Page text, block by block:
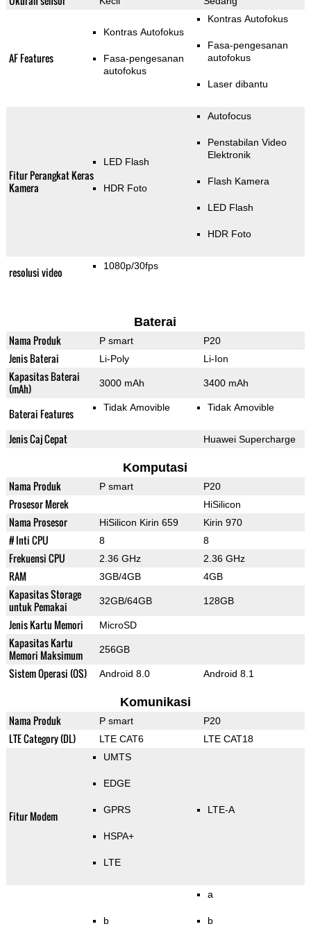
AF Features
Kontras Autofokus
Fasa-pengesanan
autofokus
Kontras Autofokus
Fasa-pengesanan
autofokus
Laser dibantu
Fitur Perangkat Keras
Kamera
LED Flash
HDR Foto
Autofocus
Penstabilan Video
Elektronik
Flash Kamera
LED Flash
HDR Foto
resolusi video 1080p/30fps
Baterai
Nama Produk P smart P20
Jenis Baterai Li-Poly Li-Ion
Kapasitas Baterai
(mAh)
3000 mAh 3400 mAh
Baterai Features Tidak Amovible Tidak Amovible
Jenis Caj Cepat Huawei Supercharge
Komputasi
Nama Produk P smart P20
Prosesor Merek HiSilicon
Nama Prosesor HiSilicon Kirin 659 Kirin 970
# Inti CPU 8 8
Frekuensi CPU 2.36 GHz 2.36 GHz
RAM 3GB/4GB 4GB
Kapasitas Storage
untuk Pemakai
32GB/64GB 128GB
Jenis Kartu Memori MicroSD
Kapasitas Kartu
Memori Maksimum
256GB
Sistem Operasi (OS) Android 8.0 Android 8.1
Komunikasi
Nama Produk P smart P20
LTE Category (DL) LTE CAT6 LTE CAT18
Fitur Modem
UMTS
EDGE
GPRS
HSPA+
LTE
LTE-A
b
a
b